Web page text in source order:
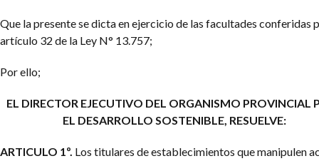
Que la presente se dicta en ejercicio de las facultades conferidas
artículo 32 de la Ley N° 13.757;
Por ello;
EL DIRECTOR EJECUTIVO DEL ORGANISMO PROVINCIAL
EL DESARROLLO SOSTENIBLE, RESUELVE:
ARTICULO 1º. Los titulares de establecimientos que manipulen